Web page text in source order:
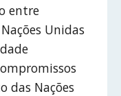
entre
Unidas
das Nações